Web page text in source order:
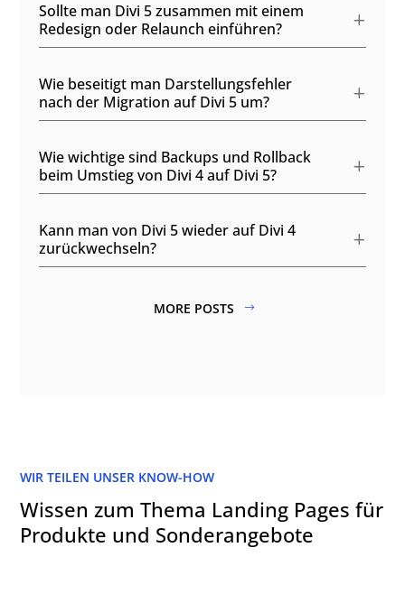
Sollte man Divi 5 zusammen mit einem
Redesign oder Relaunch einführen?
Wie beseitigt man Darstellungsfehler
nach der Migration auf Divi 5 um?
Wie wichtige sind Backups und Rollback
beim Umstieg von Divi 4 auf Divi 5?
Kann man von Divi 5 wieder auf Divi 4
zurückwechseln?
MORE POSTS
WIR TEILEN UNSER KNOW-HOW
Wissen zum Thema Landing Pages für
Produkte und Sonderangebote